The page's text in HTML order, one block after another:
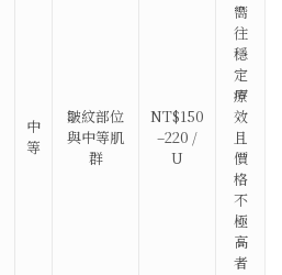
中
等
皺紋部位
與中等肌
群
NT$150
–220 /
U
嚮
往
穩
定
療
效
且
價
格
不
極
高
者